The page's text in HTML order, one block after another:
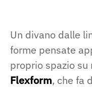
Un divano dalle
forme pensate
proprio spazio su
Flexform, che fa